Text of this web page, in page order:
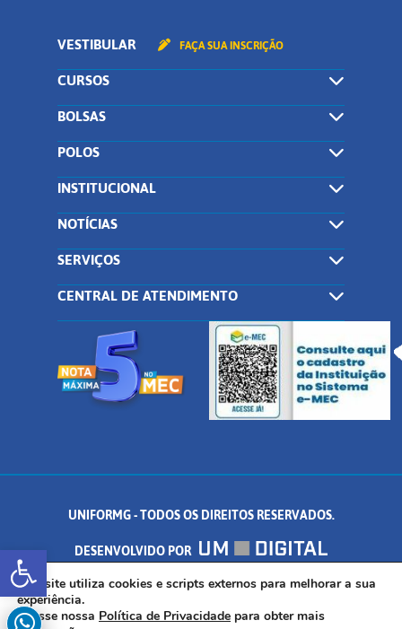
Abrir a barra de ferramentas
VESTIBULAR FAÇA SUA INSCRIÇÃO
CURSOS
BOLSAS
POLOS
INSTITUCIONAL
NOTÍCIAS
SERVIÇOS
CENTRAL DE ATENDIMENTO
UNIFORMG - TODOS OS DIREITOS RESERVADOS.
DESENVOLVIDO POR
AV. DR. ARNALDO DE SENNA, 328 - PALMEIRAS, FORMIGA/MG - CEP:
35.574.530
Este site utiliza cookies e scripts externos para melhorar a sua
experiência.
Acesse nossa Política de Privacidade para obter mais